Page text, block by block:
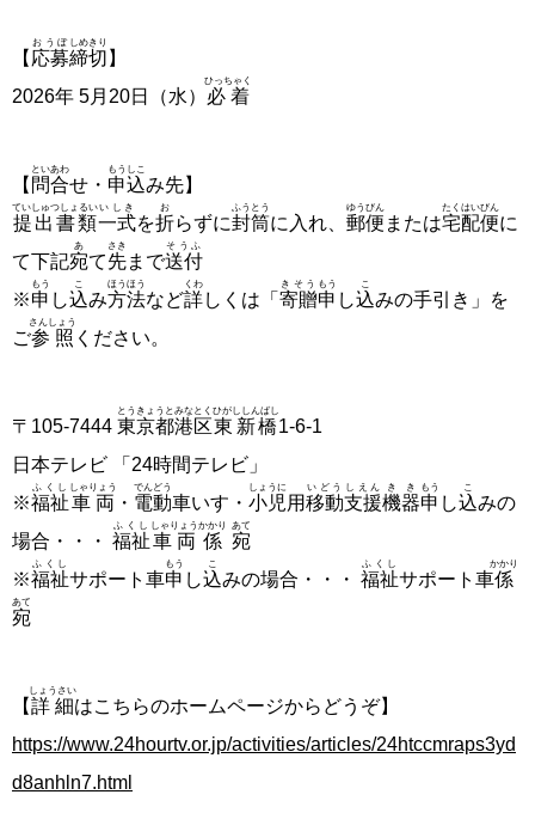
【 応募
おうぼ
締切
しめきり
】
2026年 5月20日（水） 必着
ひっちゃく
【 問合
といあわ
せ・ 申込
もうしこ
み先】
提出書類
ていしゅつしょるい
一式
いしき
を折
お
らずに封筒
ふうとう
に入れ、 郵便
ゆうびん
または宅配便
たくはいびん
に
て下記宛
あ
て先
さき
まで送付
そうふ
※申
もう
し込
こ
み方法
ほうほう
など詳
くわ
しくは「 寄贈
きそう
申
もう
し込
こ
みの手引き」を
ご参照
さんしょう
ください。
〒105‐7444 東京都
とうきょうと
港区
みなとく
東新橋
ひがししんばし
1‐6‐1
日本テレビ 「24時間テレビ」
※福祉
ふくし
車両
しゃりょう
・ 電動
でんどう
車いす・ 小児
しょうに
用移動
いどう
支援
しえん
機器
きき
申
もう
し込
こ
みの
場合・・・ 福祉
ふくし
車両
しゃりょう
係
かかり
宛
あて
※福祉
ふくし
サポート車申
もう
し込
こ
みの場合・・・ 福祉
ふくし
サポート車係
かかり
宛
あて
【詳細
しょうさい
はこちらのホームページからどうぞ】
https://www.24hourtv.or.jp/activities/articles/24htccmraps3yd
d8anhln7.html